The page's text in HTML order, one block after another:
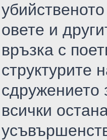
овете и
връзка с
всички